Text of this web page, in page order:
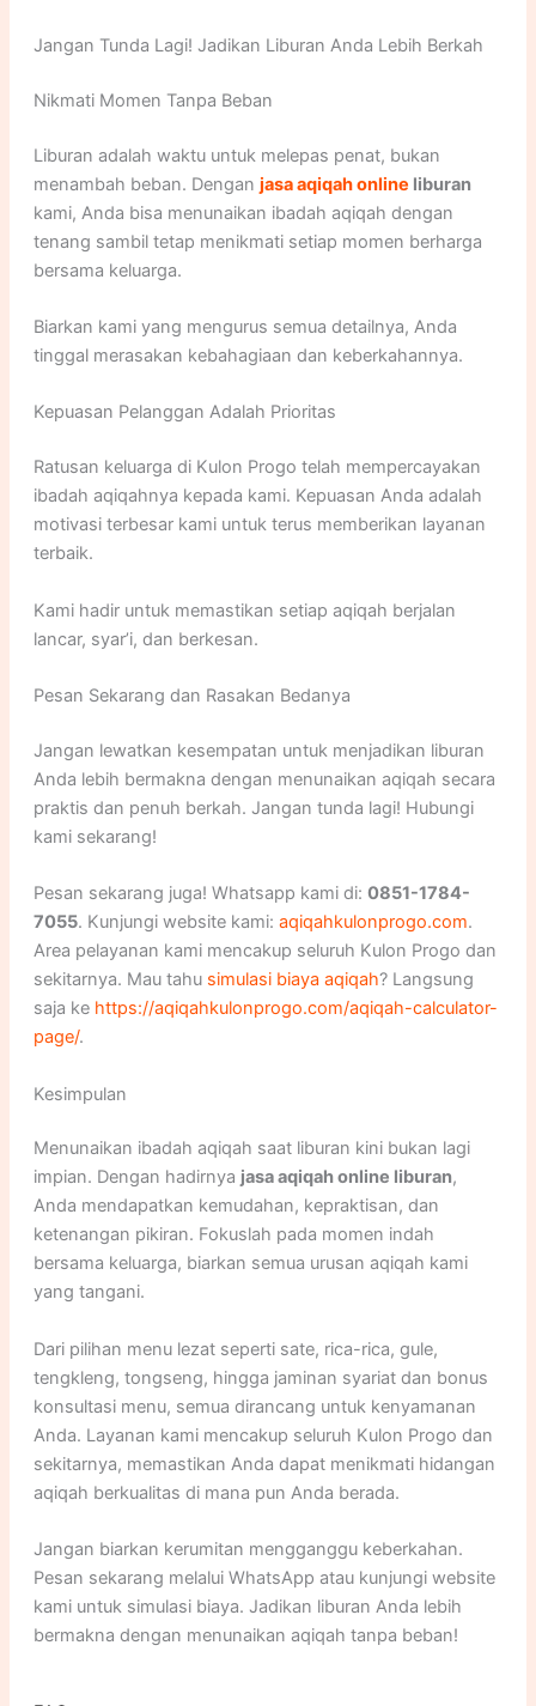
Jangan Tunda Lagi! Jadikan Liburan Anda Lebih Berkah
Nikmati Momen Tanpa Beban
Liburan adalah waktu untuk melepas penat, bukan
menambah beban. Dengan jasa aqiqah online liburan
kami, Anda bisa menunaikan ibadah aqiqah dengan
tenang sambil tetap menikmati setiap momen berharga
bersama keluarga.
Biarkan kami yang mengurus semua detailnya, Anda
tinggal merasakan kebahagiaan dan keberkahannya.
Kepuasan Pelanggan Adalah Prioritas
Ratusan keluarga di Kulon Progo telah mempercayakan
ibadah aqiqahnya kepada kami. Kepuasan Anda adalah
motivasi terbesar kami untuk terus memberikan layanan
terbaik.
Kami hadir untuk memastikan setiap aqiqah berjalan
lancar, syar’i, dan berkesan.
Pesan Sekarang dan Rasakan Bedanya
Jangan lewatkan kesempatan untuk menjadikan liburan
Anda lebih bermakna dengan menunaikan aqiqah secara
praktis dan penuh berkah. Jangan tunda lagi! Hubungi
kami sekarang!
Pesan sekarang juga! Whatsapp kami di: 0851-1784-
7055. Kunjungi website kami: aqiqahkulonprogo.com.
Area pelayanan kami mencakup seluruh Kulon Progo dan
sekitarnya. Mau tahu simulasi biaya aqiqah? Langsung
saja ke https://aqiqahkulonprogo.com/aqiqah-calculator-
page/.
Kesimpulan
Menunaikan ibadah aqiqah saat liburan kini bukan lagi
impian. Dengan hadirnya jasa aqiqah online liburan,
Anda mendapatkan kemudahan, kepraktisan, dan
ketenangan pikiran. Fokuslah pada momen indah
bersama keluarga, biarkan semua urusan aqiqah kami
yang tangani.
Dari pilihan menu lezat seperti sate, rica-rica, gule,
tengkleng, tongseng, hingga jaminan syariat dan bonus
konsultasi menu, semua dirancang untuk kenyamanan
Anda. Layanan kami mencakup seluruh Kulon Progo dan
sekitarnya, memastikan Anda dapat menikmati hidangan
aqiqah berkualitas di mana pun Anda berada.
Jangan biarkan kerumitan mengganggu keberkahan.
Pesan sekarang melalui WhatsApp atau kunjungi website
kami untuk simulasi biaya. Jadikan liburan Anda lebih
bermakna dengan menunaikan aqiqah tanpa beban!